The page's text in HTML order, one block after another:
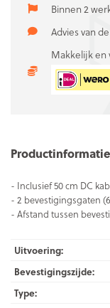
Binnen 2
Advies van
Makkelijk en
Productinformatie
- Inclusief 50 cm DC
- 2 bevestigingsgaten
- Afstand tussen
Uitvoering:
Bevestigingszijde:
Type: